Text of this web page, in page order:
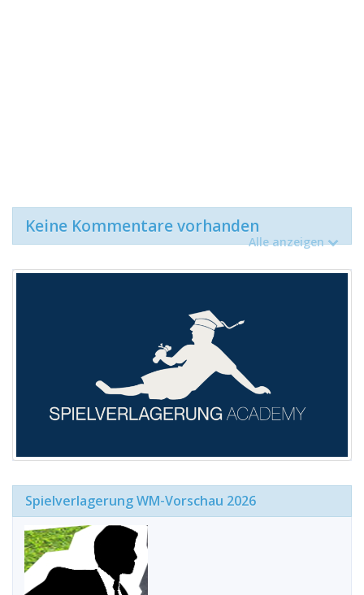
Keine Kommentare vorhanden
Alle anzeigen
Spielverlagerung WM-Vorschau 2026